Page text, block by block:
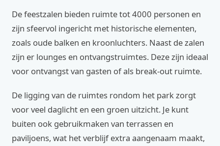
De feestzalen bieden ruimte tot 4000 personen en
zijn sfeervol ingericht met historische elementen,
zoals oude balken en kroonluchters. Naast de zalen
zijn er lounges en ontvangstruimtes. Deze zijn ideaal
voor ontvangst van gasten of als break-out ruimte.
De ligging van de ruimtes rondom het park zorgt
voor veel daglicht en een groen uitzicht. Je kunt
buiten ook gebruikmaken van terrassen en
paviljoens, wat het verblijf extra aangenaam maakt,